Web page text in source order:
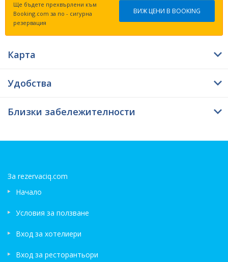
Мястото за нощувка е категоризирано с 1 звезда. Ползвани
екстри са пешеходни обиколки и възможност за риболов
извън обекта. Регистрирането в обекта е възможно след
12:00 часа, а напускането се извършва преди 12:30 часа.
навсякъде - безплатно.
Ще бъдете прехвърлени към
Booking.com за по - сигурна
резервация
ВИЖ ЦЕНИ В BOOKING
Карта
Удобства
Близки забележителности
За rezervaciq.com
Начало
Условия за ползване
Вход за хотелиери
Вход за ресторантьори